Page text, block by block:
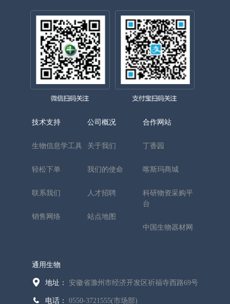
技术支持
生物信息学工具
轻松下单
联系我们
销售网络
公司概况
关于我们
我们的使命
人才招聘
站点地图
合作网站
丁香园
喀斯玛商城
科研物资采购平
台
中国生物器材网
通用生物
地址： 安徽省滁州市经济开发区祈福寺西路69号
电话： 0550-3721555(市场部)